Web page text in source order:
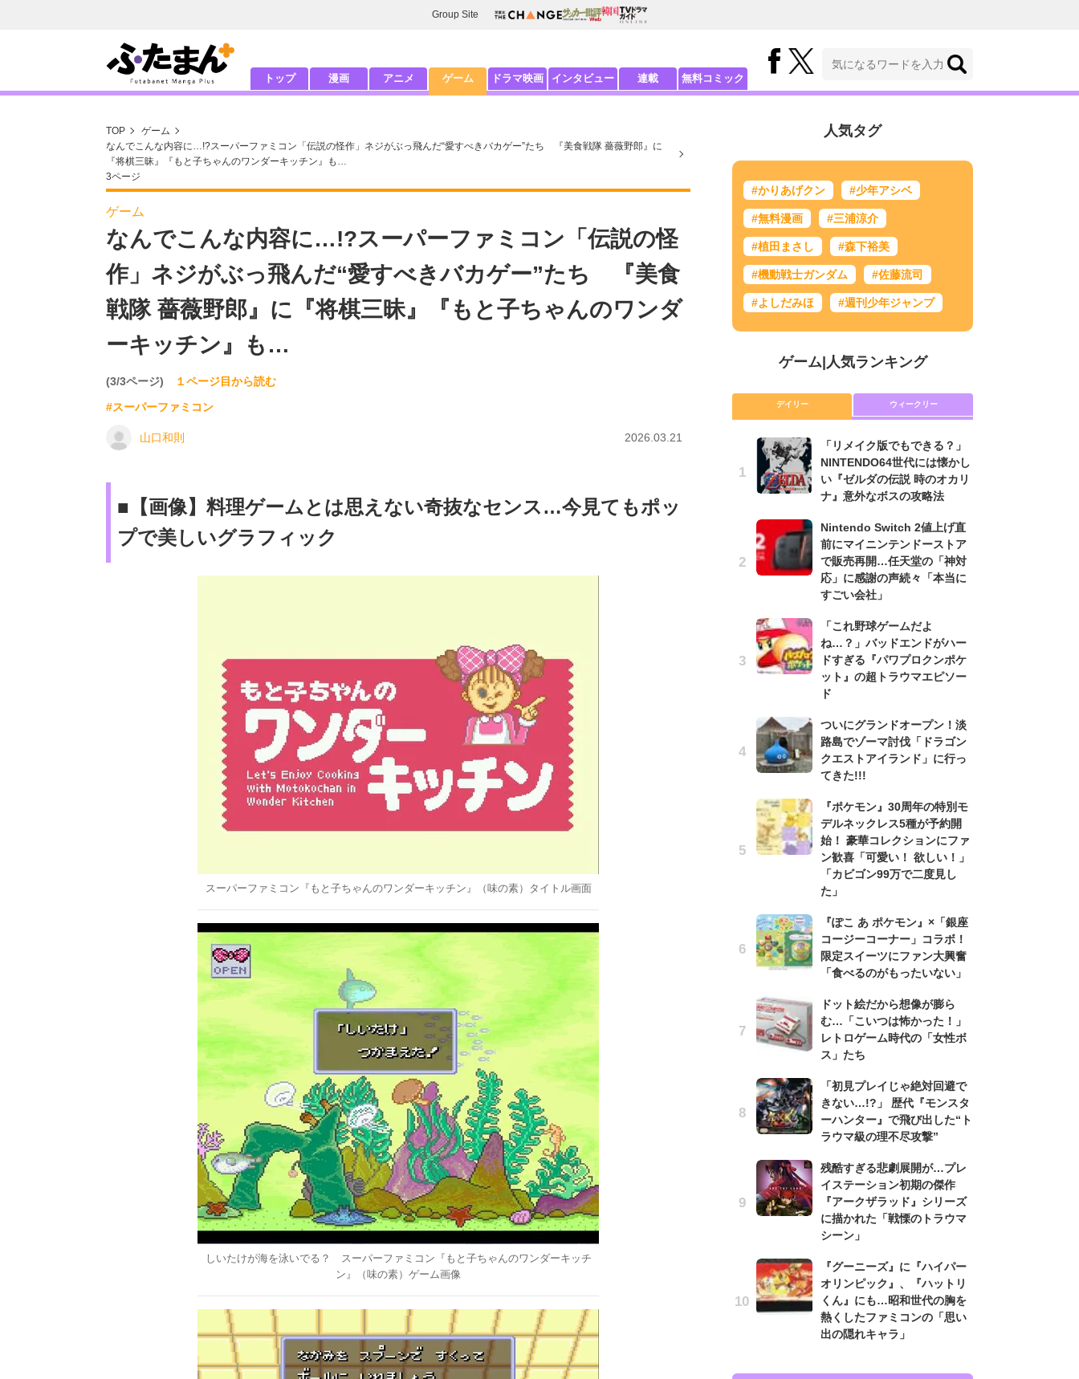
Group Site
トップ 漫画 アニメ ゲーム ドラマ映画 インタビュー 連載 無料コミック
TOP
ゲーム
なんでこんな内容に…!?スーパーファミコン「伝説の怪作」ネジがぶっ飛んだ“愛すべきバカゲー”たち 『美食戦隊 薔薇野郎』に
『将棋三昧』『もと子ちゃんのワンダーキッチン』も…
3ページ
ゲーム
なんでこんな内容に…!?スーパーファミコン「伝説の怪
作」ネジがぶっ飛んだ“愛すべきバカゲー”たち 『美食
戦隊 薔薇野郎』に『将棋三昧』『もと子ちゃんのワンダ
ーキッチン』も…
(3/3ページ)
１ページ目から読む
#スーパーファミコン
山口和則 2026.03.21
■【画像】料理ゲームとは思えない奇抜なセンス…今見てもポッ
プで美しいグラフィック
スーパーファミコン『もと子ちゃんのワンダーキッチン』（味の素）タイトル画面
しいたけが海を泳いでる？ スーパーファミコン『もと子ちゃんのワンダーキッチ
ン』（味の素）ゲーム画像
人気タグ
#かりあげクン #少年アシベ
#無料漫画 #三浦涼介
#植田まさし #森下裕美
#機動戦士ガンダム #佐藤流司
#よしだみほ #週刊少年ジャンプ
ゲーム| 人気ランキング
デイリー ウィークリー
「リメイク版でもできる？」
NINTENDO64世代には懐かし
い『ゼルダの伝説 時のオカリ
ナ』意外なボスの攻略法
Nintendo Switch 2値上げ直
前にマイニンテンドーストア
で販売再開…任天堂の「神対
応」に感謝の声続々「本当に
すごい会社」
「これ野球ゲームだよ
ね…？」バッドエンドがハー
ドすぎる『パワプロクンポケ
ット』の超トラウマエピソー
ド
ついにグランドオープン！淡
路島でゾーマ討伐「ドラゴン
クエストアイランド」に行っ
てきた!!!
『ポケモン』30周年の特別モ
デルネックレス5種が予約開
始！ 豪華コレクションにファ
ン歓喜「可愛い！ 欲しい！」
「カビゴン99万で二度見し
た」
『ぽこ あ ポケモン』×「銀座
コージーコーナー」コラボ！
限定スイーツにファン大興奮
「食べるのがもったいない」
ドット絵だから想像が膨ら
む…「こいつは怖かった！」
レトロゲーム時代の「女性ボ
ス」たち
「初見プレイじゃ絶対回避で
きない…!?」 歴代『モンスタ
ーハンター』で飛び出した“ト
ラウマ級の理不尽攻撃”
残酷すぎる悲劇展開が…プレ
イステーション初期の傑作
『アークザラッド』シリーズ
に描かれた「戦慄のトラウマ
シーン」
『グーニーズ』に『ハイパー
オリンピック』、『ハットリ
くん』にも…昭和世代の胸を
熱くしたファミコンの「思い
出の隠れキャラ」